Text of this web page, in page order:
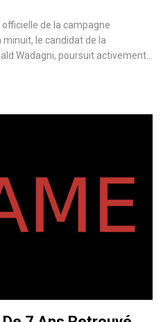
de la campagne
le candidat de la
Wadagni, poursuit activement…